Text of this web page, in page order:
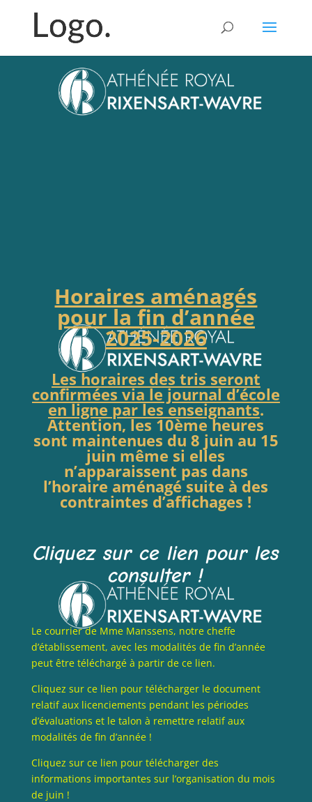
Horaires aménagés
pour la fin d’année
2025-2026
Les horaires des tris seront
confirmées via le journal d’école
en ligne par les enseignants.
Attention, les 10ème heures
sont maintenues du 8 juin au 15
juin même si elles
n’apparaissent pas dans
l’horaire aménagé suite à des
contraintes d’affichages !
Cliquez sur ce lien pour les
consulter !
Le courrier de Mme Manssens, notre cheffe
d’établissement, avec les modalités de fin d’année
peut être téléchargé à partir de ce lien.
Cliquez sur ce lien pour télécharger le document
relatif aux licenciements pendant les périodes
d’évaluations et le talon à remettre relatif aux
modalités de fin d’année !
Cliquez sur ce lien pour télécharger des
informations importantes sur l’organisation du mois
de juin !